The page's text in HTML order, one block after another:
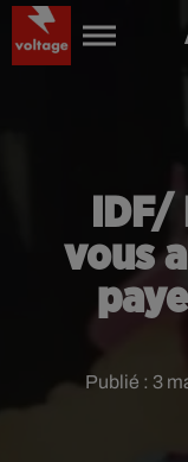
vous
Publié : 3